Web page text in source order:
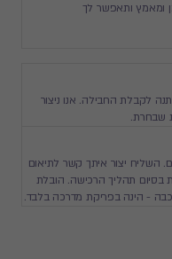
ומאמץ ותאפשר לך
לקבלת החבילה. אנו ניצור
שבחרת.
שליח תוך 14 ימי עסקים. השליח יצור איתך קשר לתיאום
תהליך הרכישה. הובלת
- הינה בפריקת מדרכה בלבד.